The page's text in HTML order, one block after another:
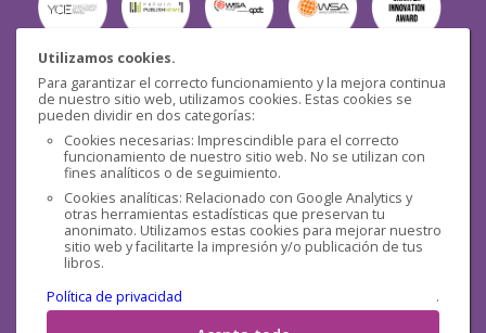
Utilizamos cookies.
Para garantizar el correcto funcionamiento y la mejora continua
de nuestro sitio web, utilizamos cookies. Estas cookies se
pueden dividir en dos categorías:
Cookies necesarias: Imprescindible para el correcto
funcionamiento de nuestro sitio web. No se utilizan con
fines analíticos o de seguimiento.
Cookies analíticas: Relacionado con Google Analytics y
otras herramientas estadísticas que preservan tu
anonimato. Utilizamos estas cookies para mejorar nuestro
sitio web y facilitarte la impresión y/o publicación de tus
libros.
Política de privacidad
.
Seguridad
Redes sociales